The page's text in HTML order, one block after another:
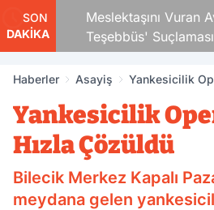
SON
DAKİKA
Meslektaşını Vuran
Teşebbüs' Suçlaması
Haberler Asayiş Yankesicilik
Yankesicilik
Hızla Çözüldü
Bilecik Merkez Kapalı
meydana gelen